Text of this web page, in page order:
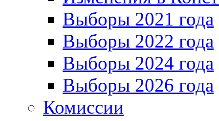
Выборы 2021 года
Выборы 2022 года
Выборы 2024 года
Выборы 2026 года
Комиссии